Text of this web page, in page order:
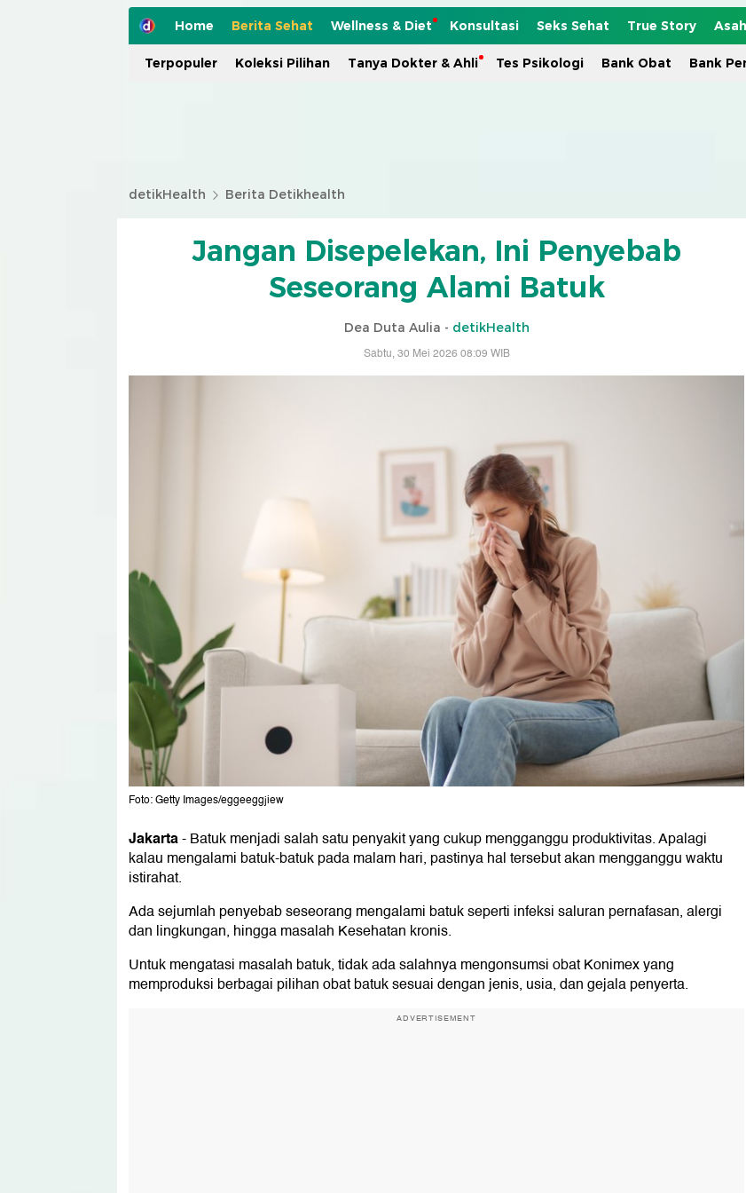
Home Berita Sehat Wellness & Diet Konsultasi Seks Sehat True Story
Terpopuler Koleksi Pilihan Tanya Dokter & Ahli Tes Psikologi Bank Obat Bank
detikHealth Berita Detikhealth
Jangan Disepelekan, Ini Penyebab
Seseorang Alami Batuk
Dea Duta Aulia - detikHealth
Sabtu, 30 Mei 2026 08:09 WIB
Foto: Getty Images/eggeeggjiew
Jakarta-Batuk menjadi salah satu penyakit yang cukup mengganggu produktivitas. Apalagi
kalau mengalami batuk-batuk pada malam hari, pastinya hal tersebut akan mengganggu waktu
istirahat.
Ada sejumlah penyebab seseorang mengalami batuk seperti infeksi saluran pernafasan, alergi
dan lingkungan, hingga masalah Kesehatan kronis.
Untuk mengatasi masalah batuk, tidak ada salahnya mengonsumsi obat Konimex yang
memproduksi berbagai pilihan obat batuk sesuai dengan jenis, usia, dan gejala penyerta.
ADVERTISEMENT